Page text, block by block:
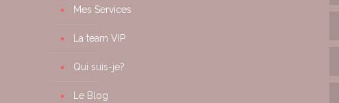
Mes Services
La team VIP
Qui suis-je?
Le Blog